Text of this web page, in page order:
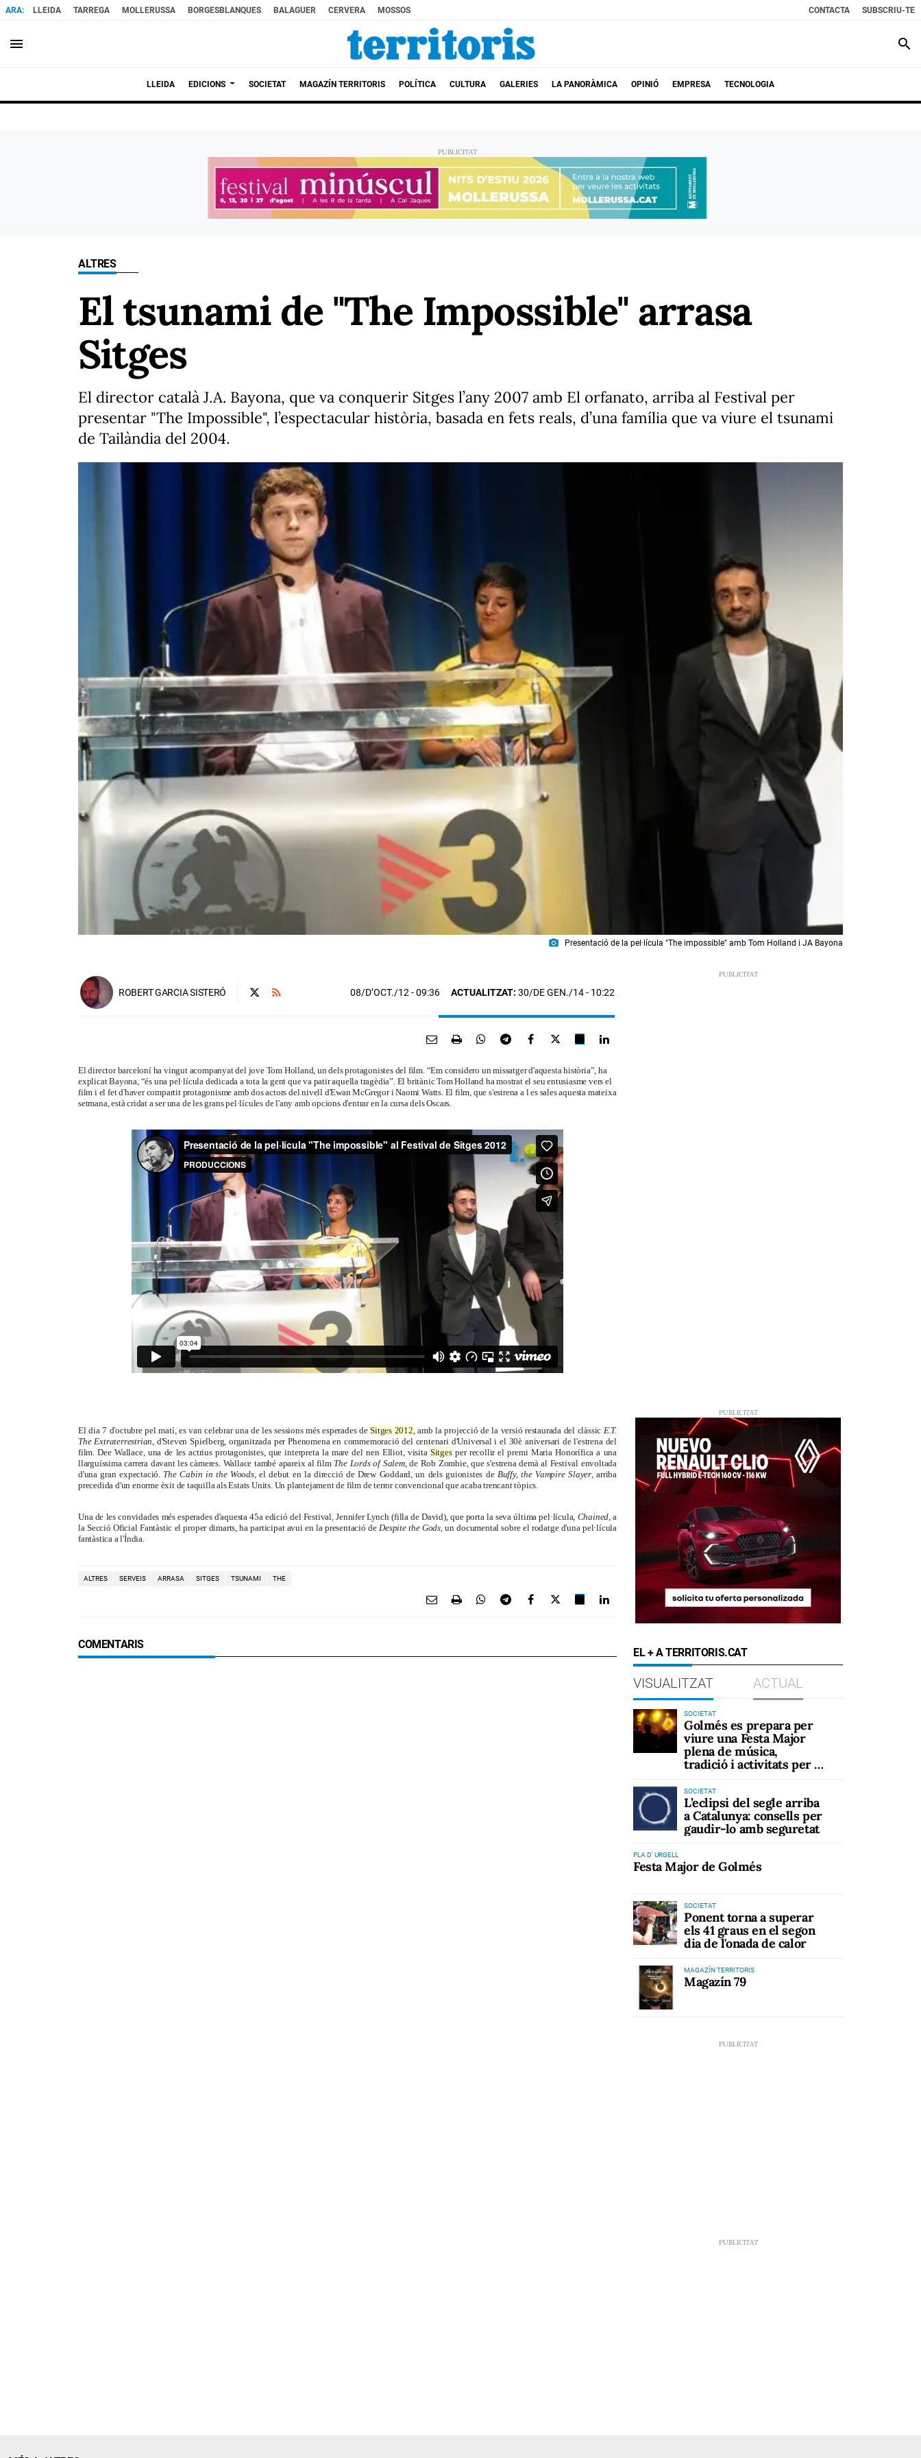
LLEIDA TARREGA MOLLERUSSA BORGESBLANQUES BALAGUER CERVERA MOSSOS CONTACTA SUBSCRIU-TE
menu search
LLEIDA EDICIONS SOCIETAT MAGAZÍN TERRITORIS POLÍTICA CULTURA GALERIES LA PANORÀMICA OPINIÓ EMPRESA TECNOLOGIA
ALTRES
El tsunami de "The Impossible" arrasa
Sitges
El director català J.A. Bayona, que va conquerir Sitges l’any 2007 amb El orfanato, arriba al Festival per
presentar "The Impossible", l’espectacular història, basada en fets reals, d’una família que va viure el tsunami
de Tailàndia del 2004.
photo_camera Presentació de la pel·lícula "The impossible" amb Tom Holland i JA Bayona
ROBERT GARCIA SISTERÓ 08/D’OCT./12 - 09:36 ACTUALITZAT: 30/DE GEN./14 - 10:22
El director barceloní ha vingut acompanyat del jove Tom Holland, un dels protagonistes del film. “Em considero un missatger d'aquesta història”, ha
explicat Bayona, “és una pel·lícula dedicada a tota la gent que va patir aquella tragèdia”. El britànic Tom Holland ha mostrat el seu entusiasme vers el
film i el fet d'haver compartit protagonisme amb dos actors del nivell d'Ewan McGregor i Naomi Watts. El film, que s'estrena a l es sales aquesta mateixa
setmana, està cridat a ser una de les grans pel·lícules de l'any amb opcions d'entrar en la cursa dels Oscars.
El dia 7 d'octubre pel matí, es van celebrar una de les sessions més esperades deSitges 2012, amb la projecció de la versió restaurada del clàssic E.T.
The Extraterrestrian, d'Steven Spielberg, organitzada per Phenomena en commemoració del centenari d'Universal i el 30è aniversari de l'estrena del
film. Dee Wallace, una de les actrius protagonistes, que interpreta la mare del nen Elliot, visita Sitgesper recollir el premi Maria Honorífica a una
llarguíssima carrera davant les càmeres. Wallace també apareix al film The Lords of Salem, de Rob Zombie, que s'estrena demà al Festival envoltada
d'una gran expectació. The Cabin in the Woods, el debut en la direcció de Drew Goddard, un dels guionistes de Buffy, the Vampire Slayer, arriba
precedida d'un enorme èxit de taquilla als Estats Units. Un plantejament de film de terror convencional que acaba trencant tòpics.
Una de les convidades més esperades d'aquesta 45a edició del Festival, Jennifer Lynch (filla de David), que porta la seva última pel·lícula, Chained, a
la Secció Oficial Fantàstic el proper dimarts, ha participat avui en la presentació deDespite the Gods, un documental sobre el rodatge d'una pel·lícula
fantàstica a l'Índia.
ALTRES SERVEIS ARRASA SITGES TSUNAMI THE
COMENTARIS
EL + A TERRITORIS.CAT
VISUALITZAT ACTUAL
SOCIETAT
Golmés es prepara per
viure una Festa Major
plena de música,
tradició i activitats per a
SOCIETAT
L’eclipsi del segle arriba
a Catalunya: consells per
gaudir-lo amb seguretat
PLA D' URGELL
Festa Major de Golmés
SOCIETAT
Ponent torna a superar
els 41 graus en el segon
dia de l'onada de calor
MAGAZÍN TERRITORIS
Magazín 79